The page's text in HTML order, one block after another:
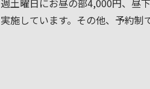
週土曜日にお昼の部4,000円、昼
実施しています。その他、予約制